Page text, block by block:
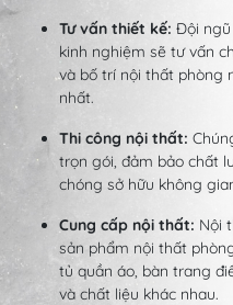
Tư vấn thiết kế: Đội ngũ
kinh nghiệm sẽ tư vấn
và bố trí nội thất phòng
nhất.
Thi công nội thất:
trọn gói, đảm bảo chất
chóng sở hữu không
Cung cấp nội thất: Nội
sản phẩm nội thất
tủ quần áo, bàn trang
và chất liệu khác nhau.